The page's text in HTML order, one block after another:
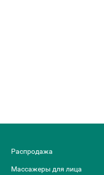
Распродажа
Массажеры для лица